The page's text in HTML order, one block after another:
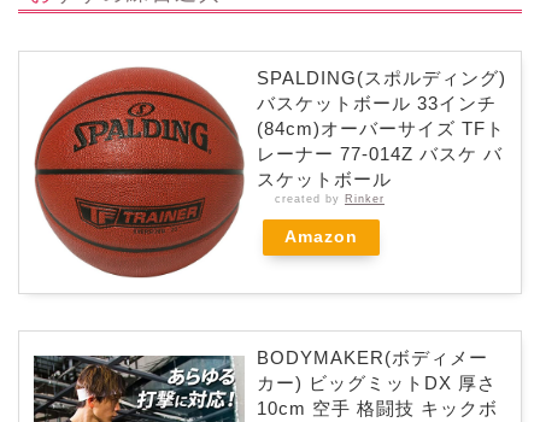
SPALDING(スポルディング)
バスケットボール 33インチ
(84cm)オーバーサイズ TFト
レーナー 77-014Z バスケ バ
スケットボール
created by Rinker
Amazon
BODYMAKER(ボディメー
カー) ビッグミットDX 厚さ
10cm 空手 格闘技 キックボ